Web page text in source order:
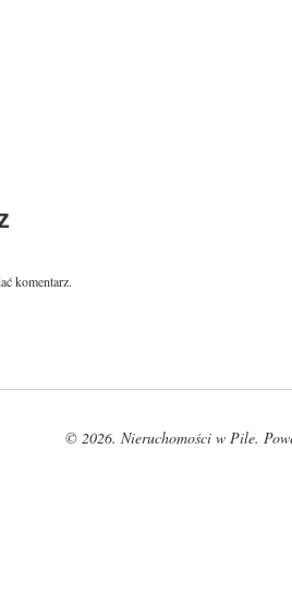
komentarz.
© 2026. Nieruchomości w Pile.